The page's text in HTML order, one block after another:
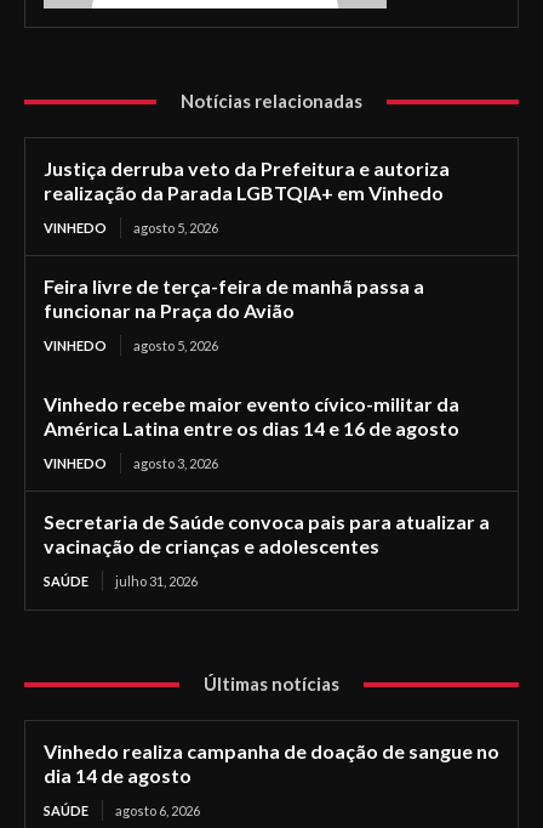
Notícias relacionadas
Justiça derruba veto da Prefeitura e autoriza
realização da Parada LGBTQIA+ em Vinhedo
VINHEDO agosto 5, 2026
Feira livre de terça-feira de manhã passa a
funcionar na Praça do Avião
VINHEDO agosto 5, 2026
Vinhedo recebe maior evento cívico-militar da
América Latina entre os dias 14 e 16 de agosto
VINHEDO agosto 3, 2026
Secretaria de Saúde convoca pais para atualizar a
vacinação de crianças e adolescentes
SAÚDE julho 31, 2026
Últimas notícias
Vinhedo realiza campanha de doação de sangue no
dia 14 de agosto
SAÚDE agosto 6, 2026